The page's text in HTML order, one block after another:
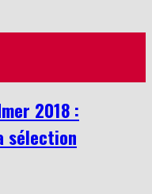
2018 :
sélection